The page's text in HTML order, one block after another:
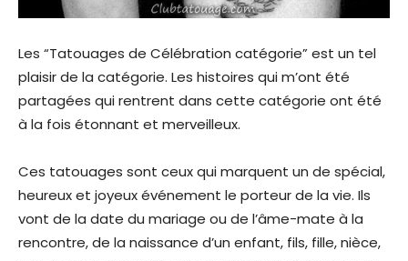
Les “Tatouages de Célébration catégorie” est un tel
plaisir de la catégorie. Les histoires qui m’ont été
partagées qui rentrent dans cette catégorie ont été
à la fois étonnant et merveilleux.
Ces tatouages sont ceux qui marquent un de spécial,
heureux et joyeux événement le porteur de la vie. Ils
vont de la date du mariage ou de l’âme-mate à la
rencontre, de la naissance d’un enfant, fils, fille, nièce,